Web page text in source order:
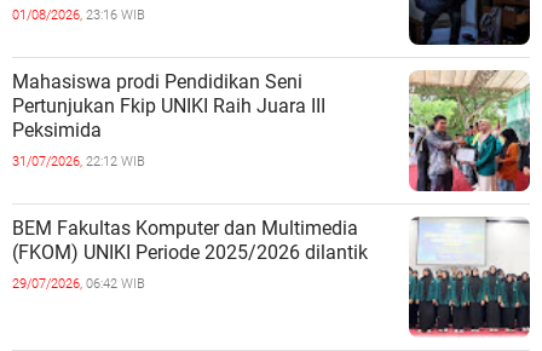
01/08/2026, 23:16 WIB
Mahasiswa prodi Pendidikan Seni
Pertunjukan Fkip UNIKI Raih Juara III
Peksimida
31/07/2026, 22:12 WIB
BEM Fakultas Komputer dan Multimedia
(FKOM) UNIKI Periode 2025/2026 dilantik
29/07/2026, 06:42 WIB